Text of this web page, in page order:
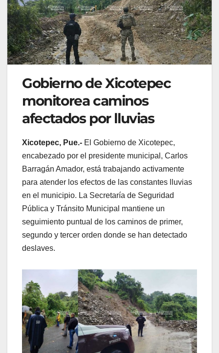
Gobierno de Xicotepec
monitorea caminos
afectados por lluvias
Xicotepec, Pue.- El Gobierno de Xicotepec,
encabezado por el presidente municipal, Carlos
Barragán Amador, está trabajando activamente
para atender los efectos de las constantes lluvias
en el municipio. La Secretaría de Seguridad
Pública y Tránsito Municipal mantiene un
seguimiento puntual de los caminos de primer,
segundo y tercer orden donde se han detectado
deslaves.